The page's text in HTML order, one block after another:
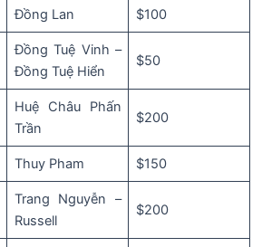
Đồng Lan $100
Đồng Tuệ Vinh –
Đồng Tuệ Hiển
$50
Huệ Châu Phấn
Trần
$200
Thuy Pham $150
Trang Nguyễn –
Russell
$200